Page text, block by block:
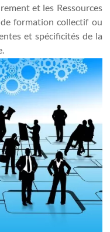
et les Ressources
formation collectif ou
et spécificités de la